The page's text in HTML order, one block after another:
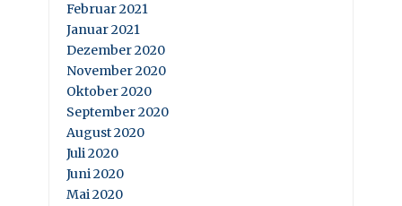
Februar 2021
Januar 2021
Dezember 2020
November 2020
Oktober 2020
September 2020
August 2020
Juli 2020
Juni 2020
Mai 2020